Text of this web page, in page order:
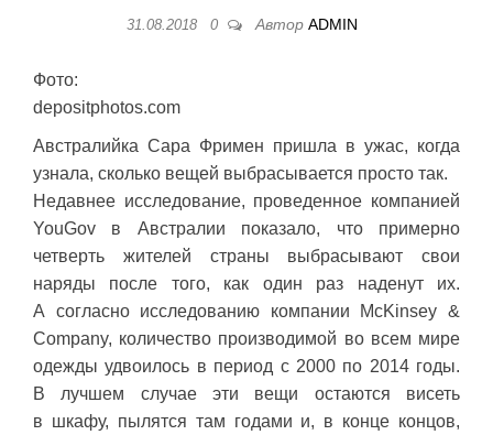
31.08.2018 0 Автор ADMIN
Фото:
depositphotos.com
Австралийка Сара Фримен пришла в ужас, когда
узнала, сколько вещей выбрасывается просто так.
Недавнее исследование, проведенное компанией
YouGov в Австралии показало, что примерно
четверть жителей страны выбрасывают свои
наряды после того, как один раз наденут их.
А согласно исследованию компании McKinsey &
Company, количество производимой во всем мире
одежды удвоилось в период с 2000 по 2014 годы.
В лучшем случае эти вещи остаются висеть
в шкафу, пылятся там годами и, в конце концов,